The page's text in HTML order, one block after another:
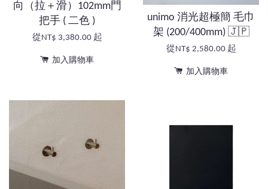
向（拉＋滑）102mm門
把手 ( 二色 )
從NT$ 3,380.00 起
加入購物車
unimo 消光超極簡 毛巾
架 (200/400mm) 🇯🇵
從NT$ 2,580.00 起
加入購物車